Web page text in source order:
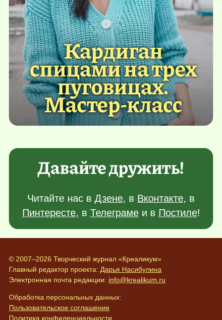
Кардиган
спицами на трех
пуговицах.
Мастер-класс
Давайте дружить!
Читайте нас в Дзене, в Вконтакте, в
Пинтересте, в Телеграмеи в Постиле!
© 2007–2026 Творческий журнал «Креаликум»
Главный редактор проекта: Дарья Насибулина
Электронная почта редакции: info@krealikum.ru
Обработка персональных данных:
Пользовательское соглашение
Политика конфиденциальности